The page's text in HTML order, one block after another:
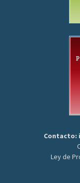
Contacto:
Ley de